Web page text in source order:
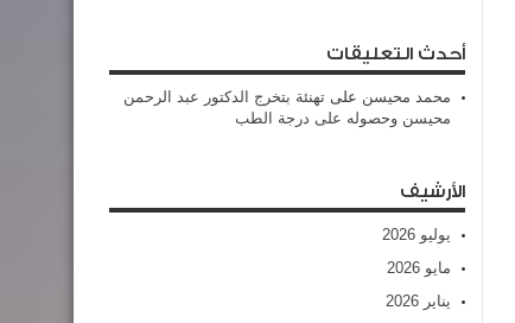
أحدث التعليقات
محمد محيسن على تهنئة بتخرج الدكتور عبد الرحمن
محيسن وحصوله على درجة الطب
الأرشيف
يوليو 2026
مايو 2026
يناير 2026